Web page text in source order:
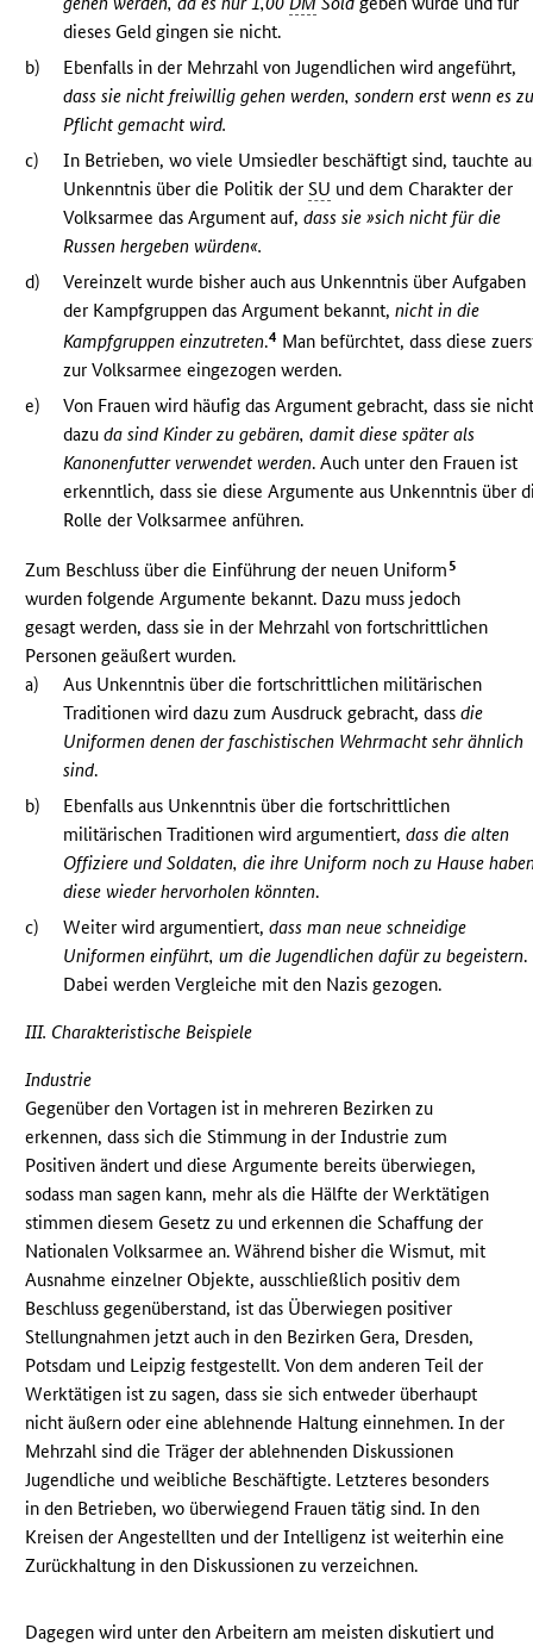
dieses Geld gingen sie nicht.
b)
Ebenfalls in der Mehrzahl von Jugendlichen wird angeführt,
dass sie nicht freiwillig gehen werden, sondern erst wenn es
Pflicht gemacht wird.
c)
In Betrieben, wo viele Umsiedler beschäftigt sind, tauchte
Unkenntnis über die Politik derSU und dem Charakter der
Volksarmee das Argument auf,dass sie »sich nicht für die
Russen hergeben würden«.
d)
Vereinzelt wurde bisher auch aus Unkenntnis über Aufgaben
der Kampfgruppen das Argument bekannt,nicht in die
Kampfgruppen einzutreten.4 Man befürchtet, dass diese
zur Volksarmee eingezogen werden.
e)
Von Frauen wird häufig das Argument gebracht, dass sie
dazuda sind Kinder zu gebären, damit diese später als
Kanonenfutter verwendet werden. Auch unter den Frauen ist
erkenntlich, dass sie diese Argumente aus Unkenntnis über
Rolle der Volksarmee anführen.
Zum Beschluss über die Einführung der neuen Uniform 5
wurden folgende Argumente bekannt. Dazu muss jedoch
gesagt werden, dass sie in der Mehrzahl von fortschrittlichen
Personen geäußert wurden.
a)
Aus Unkenntnis über die fortschrittlichen militärischen
Traditionen wird dazu zum Ausdruck gebracht, dassdie
Uniformen denen der faschistischen Wehrmacht sehr ähnlich
sind.
b)
Ebenfalls aus Unkenntnis über die fortschrittlichen
militärischen Traditionen wird argumentiert,dass die alten
Offiziere und Soldaten, die ihre Uniform noch zu Hause
diese wieder hervorholen könnten.
c)
Weiter wird argumentiert,dass man neue schneidige
Uniformen einführt, um die Jugendlichen dafür zu begeistern.
Dabei werden Vergleiche mit den Nazis gezogen.
III. Charakteristische Beispiele
Industrie
Gegenüber den Vortagen ist in mehreren Bezirken zu
erkennen, dass sich die Stimmung in der Industrie zum
Positiven ändert und diese Argumente bereits überwiegen,
sodass man sagen kann, mehr als die Hälfte der Werktätigen
stimmen diesem Gesetz zu und erkennen die Schaffung der
Nationalen Volksarmee an. Während bisher die Wismut, mit
Ausnahme einzelner Objekte, ausschließlich positiv dem
Beschluss gegenüberstand, ist das Überwiegen positiver
Stellungnahmen jetzt auch in den Bezirken Gera, Dresden,
Potsdam und Leipzig festgestellt. Von dem anderen Teil der
Werktätigen ist zu sagen, dass sie sich entweder überhaupt
nicht äußern oder eine ablehnende Haltung einnehmen. In der
Mehrzahl sind die Träger der ablehnenden Diskussionen
Jugendliche und weibliche Beschäftigte. Letzteres besonders
in den Betrieben, wo überwiegend Frauen tätig sind. In den
Kreisen der Angestellten und der Intelligenz ist weiterhin eine
Zurückhaltung in den Diskussionen zu verzeichnen.
Dagegen wird unter den Arbeitern am meisten diskutiert und